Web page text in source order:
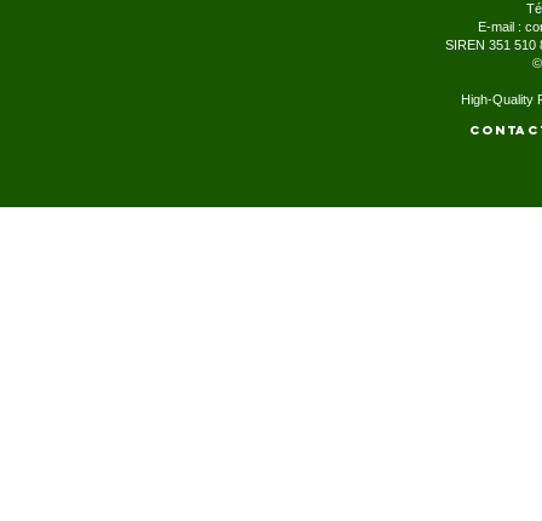
E-mail :
SIREN 351
©
High-Quality